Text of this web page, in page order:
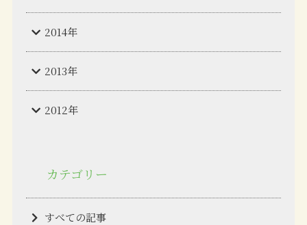
2014年
2013年
2012年
カテゴリー
すべての記事